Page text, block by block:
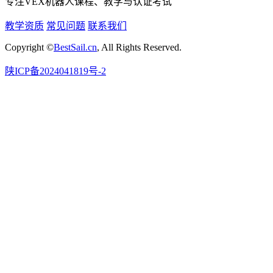
教学资质 常见问题 联系我们
Copyright ©BestSail.cn, All Rights Reserved.
陕ICP备2024041819号-2